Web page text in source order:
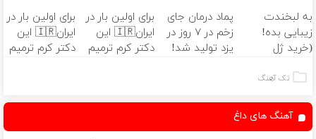
کننده خانگی
فروشگاهت رو
ثبت کن
تحمل میکنی؟❗
به لبخندت
زیبایی بده!
(خرید ژل
دندان
پماد درمان جای
زخم در ۷ روز در
یزد تولید شد!
برای اولین بار در
ایران🇮🇷 این
دکتر کرم ترمیم
برای اولین بار در
ایران🇮🇷 این
دکتر کرم ترمیم
تک آهنگ
آهنگ های داغ